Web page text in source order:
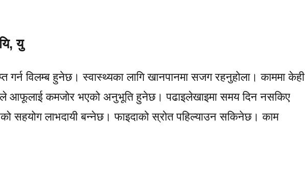
यु
गर्न विलम्ब हुनेछ। स्वास्थ्यका लागि खानपानमा सजग रहनुहोला। काममा केही
कमजोर भएको अनुभूति हुनेछ। पढाइलेखाइमा समय दिन नसकिए
सहयोग लाभदायी बन्नेछ। फाइदाको स्रोत पहिल्याउन सकिनेछ। काम